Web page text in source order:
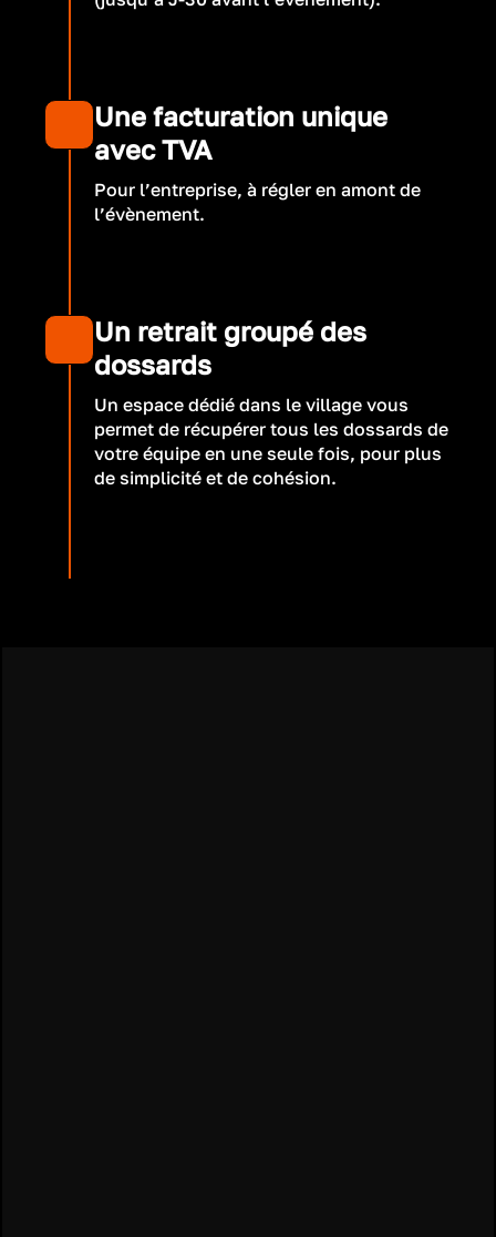
Une facturation unique
avec TVA
Pour l’entreprise, à régler en amont de
l’évènement.
Un retrait groupé des
dossards
Un espace dédié dans le village vous
permet de récupérer tous les dossards de
votre équipe en une seule fois, pour plus
de simplicité et de cohésion.